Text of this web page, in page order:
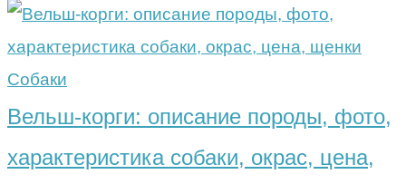
Собаки
Вельш-корги: описание породы, фото,
характеристика собаки, окрас, цена,